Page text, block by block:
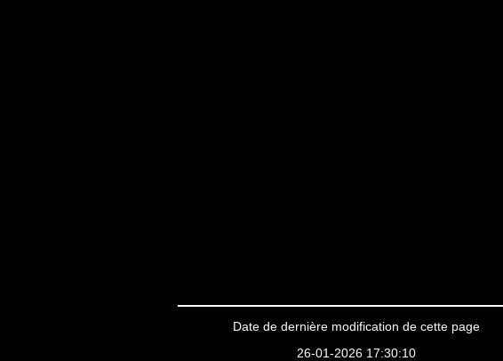
Date de dernière modification de cette page
26-01-2026 17:30:10